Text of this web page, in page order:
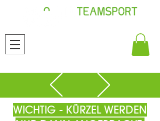
WICHTIG - KÜRZEL WERDEN